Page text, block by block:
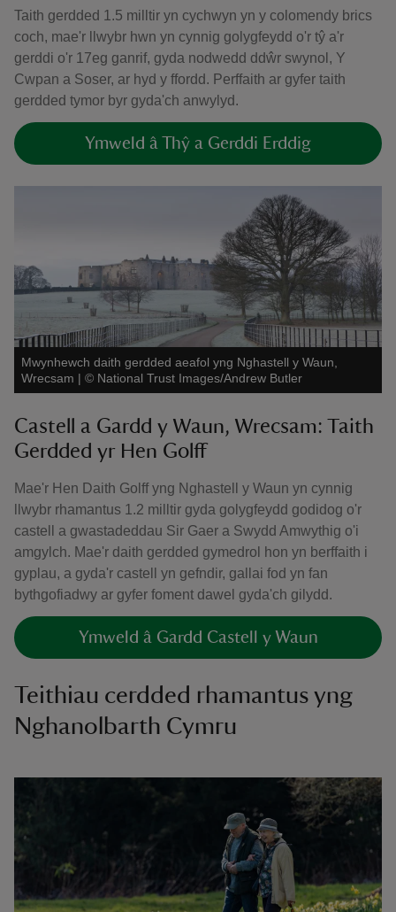
Taith gerdded 1.5 milltir yn cychwyn yn y colomendy brics
coch, mae'r llwybr hwn yn cynnig golygfeydd o'r tŷ a'r
gerddi o'r 17eg ganrif, gyda nodwedd ddŵr swynol, Y
Cwpan a Soser, ar hyd y ffordd. Perffaith ar gyfer taith
gerdded tymor byr gyda'ch anwylyd.
Ymweld â Thŷ a Gerddi Erddig
Mwynhewch daith gerdded aeafol yng Nghastell y Waun,
Wrecsam | © National Trust Images/Andrew Butler
Castell a Gardd y Waun, Wrecsam: Taith
Gerdded yr Hen Golff
Mae'r Hen Daith Golff yng Nghastell y Waun yn cynnig
llwybr rhamantus 1.2 milltir gyda golygfeydd godidog o'r
castell a gwastadeddau Sir Gaer a Swydd Amwythig o'i
amgylch. Mae'r daith gerdded gymedrol hon yn berffaith i
gyplau, a gyda'r castell yn gefndir, gallai fod yn fan
bythgofiadwy ar gyfer foment dawel gyda'ch gilydd.
Ymweld â Gardd Castell y Waun
Teithiau cerdded rhamantus yng
Nghanolbarth Cymru